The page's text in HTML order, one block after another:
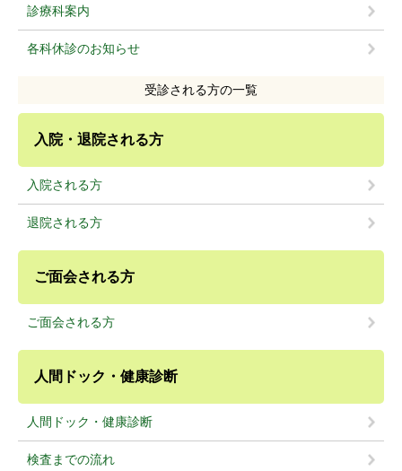
診療科案内
各科休診のお知らせ
受診される方の一覧
入院・退院される方
入院される方
退院される方
ご面会される方
ご面会される方
人間ドック・健康診断
人間ドック・健康診断
検査までの流れ